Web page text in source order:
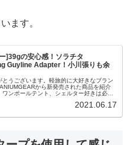
ます。
]39gの安心感！ソラチタ
Guyline Adapter！小川張りも余
とうございます。軽旅的に大好きなブラン
から新発売された商品を紹介
ワンポールテント、シェルター好きは必見
2021.06.17